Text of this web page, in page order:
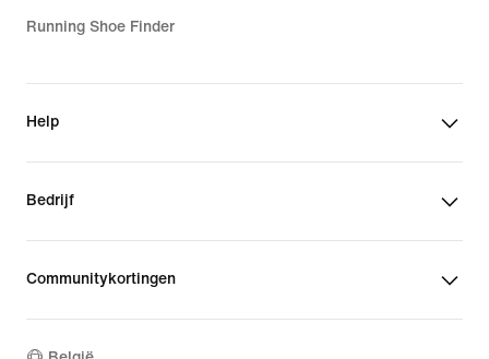
Running Shoe Finder
Help
Bedrijf
Communitykortingen